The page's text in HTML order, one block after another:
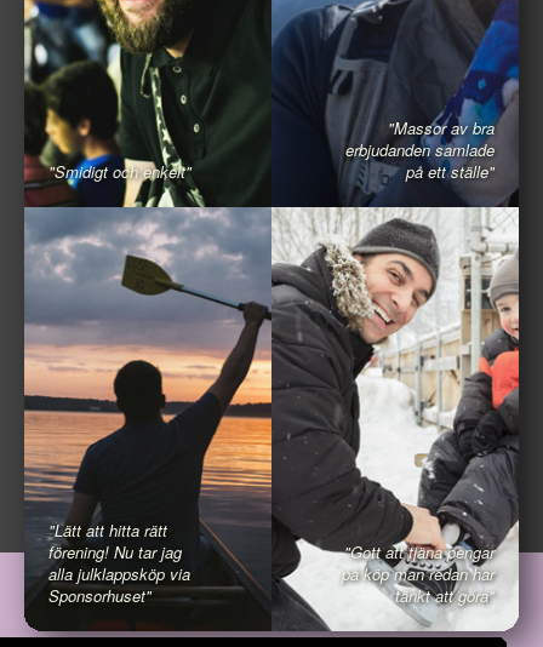
"Smidigt och enkelt"
"Massor av bra
erbjudanden samlade
på ett ställe"
"Lätt att hitta rätt
förening! Nu tar jag
alla julklappsköp via
Sponsorhuset"
"Gott att tjäna pengar
på köp man redan har
tänkt att göra"